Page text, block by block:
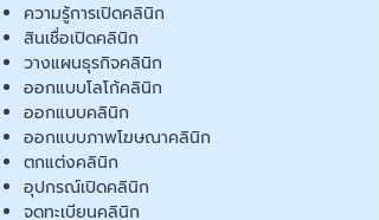
ความรู้การเปิดคลินิก
สินเชื่อเปิดคลินิก
วางแผนธุรกิจคลินิก
ออกแบบโลโก้คลินิก
ออกแบบคลินิก
ออกแบบภาพโฆษณาคลินิก
ตกแต่งคลินิก
อุปกรณ์เปิดคลินิก
จดทะเบียนคลินิก